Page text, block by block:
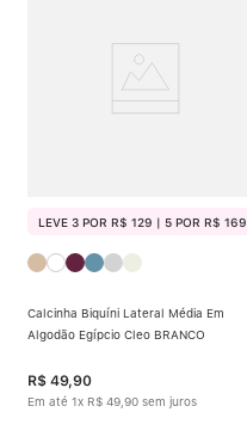
LEVE 3 POR R$ 129 | 5 POR R$ 169
Calcinha Biquíni Lateral Média Em
Algodão Egípcio Cleo BRANCO
R$ 49,90
Em até 1x R$ 49 90 sem juros